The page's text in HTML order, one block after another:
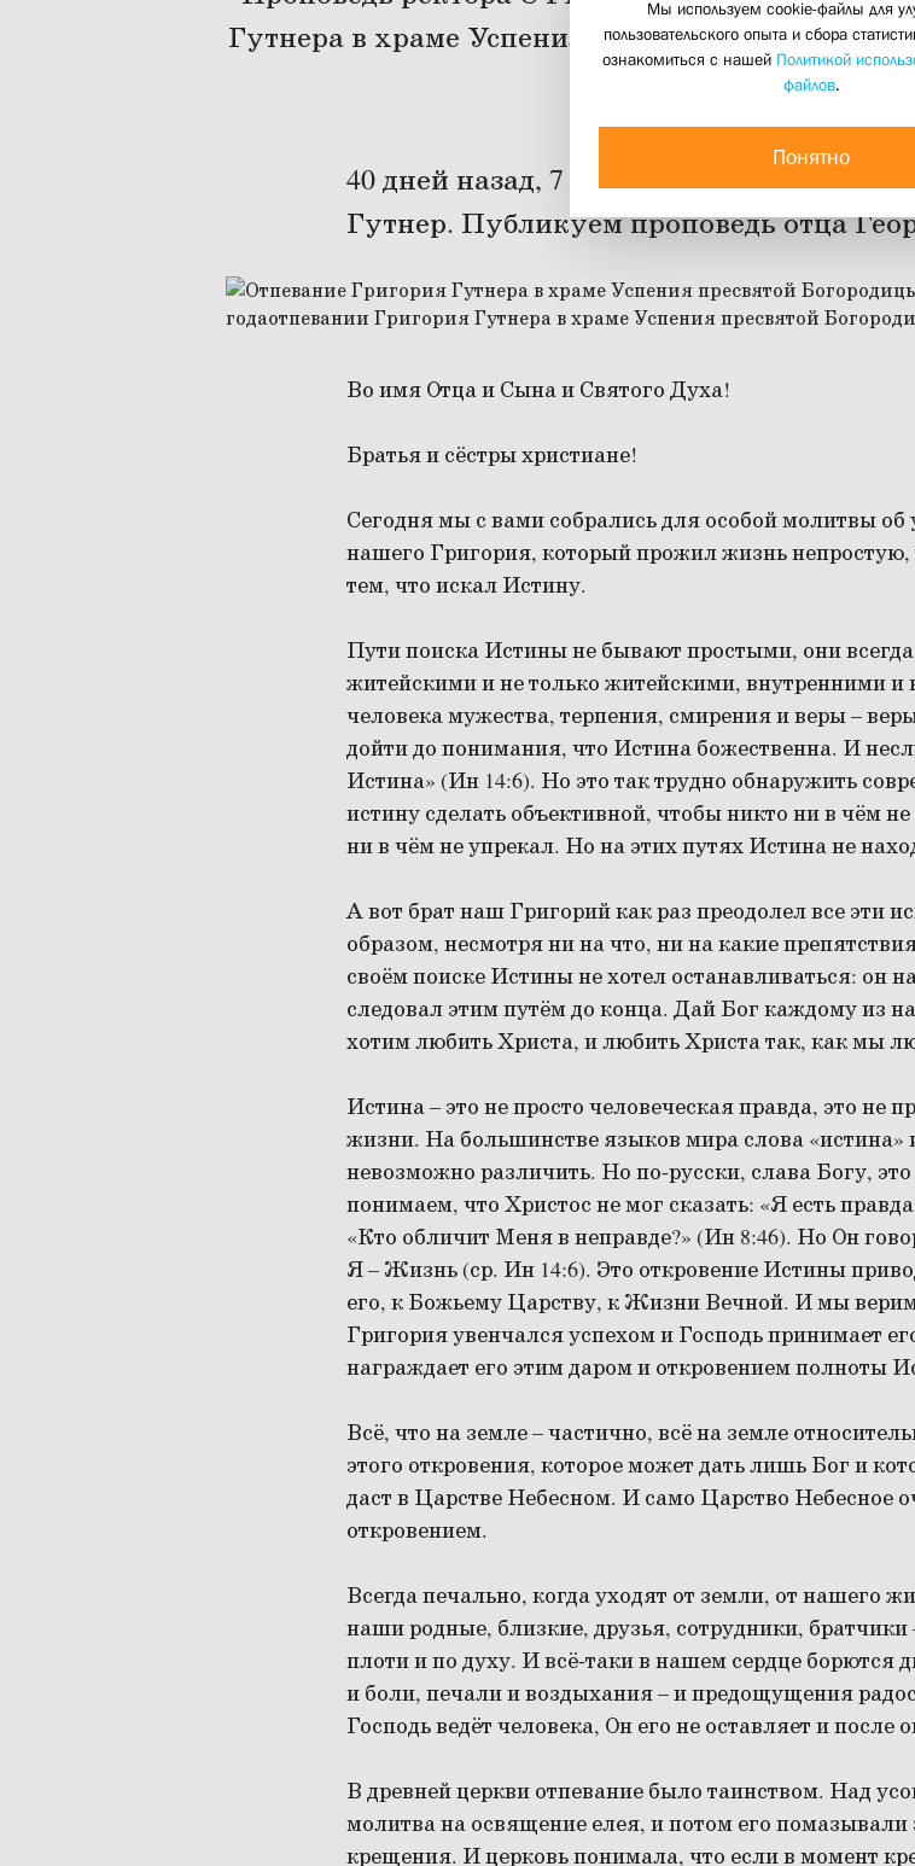
Гутнера в храме Успения пресвятой
2018 года
40 дней назад, 7 февраля, отошёл ко
Гутнер. Публикуем проповедь отца
Во имя Отца и Сына и Святого Духа!
Братья и сёстры христиане!
Сегодня мы с вами собрались для особой молитвы об
нашего Григория, который прожил жизнь
тем, что искал Истину.
Пути поиска Истины не бывают простыми, они
житейскими и не только житейскими, внутренними
человека мужества, терпения, смирения и веры –
дойти до понимания, что Истина божественна. И
Истина» (Ин 14:6). Но это так трудно обнаружить
истину сделать объективной, чтобы никто ни в чём
ни в чём не упрекал. Но на этих путях Истина не
А вот брат наш Григорий как раз преодолел все эти
образом, несмотря ни на что, ни на какие
своём поиске Истины не хотел останавливаться: он
следовал этим путём до конца. Дай Бог каждому из
хотим любить Христа, и любить Христа так, как мы
Истина – это не просто человеческая правда, это не
жизни. На большинстве языков мира слова
невозможно различить. Но по-русски, слава Богу,
понимаем, что Христос не мог сказать: «Я есть
«Кто обличит Меня в неправде?» (Ин 8:46). Но Он
Я – Жизнь (ср. Ин 14:6). Это откровение Истины
его, к Божьему Царству, к Жизни Вечной. И мы
Григория увенчался успехом и Господь принимает
награждает его этим даром и откровением полноты
Всё, что на земле – частично, всё на земле
этого откровения, которое может дать лишь Бог и
даст в Царстве Небесном. И само Царство Небесное
откровением.
Всегда печально, когда уходят от земли, от нашего
наши родные, близкие, друзья, сотрудники,
плоти и по духу. И всё-таки в нашем сердце борются
и боли, печали и воздыхания – и предощущения
Господь ведёт человека, Он его не оставляет и
В древней церкви отпевание было таинством. Над
молитва на освящение елея, и потом его помазывали
крещения. И церковь понимала, что если в момент
Мы используем cookie-файлы для
пользовательского опыта и сбора
ознакомиться с нашей Политикой
файлов.
Понятно